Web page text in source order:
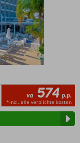
va 574 p.p.
*incl. alle verplichte kosten